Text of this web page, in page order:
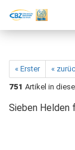
« Erster «
751 Artikel in
Sieben Helden